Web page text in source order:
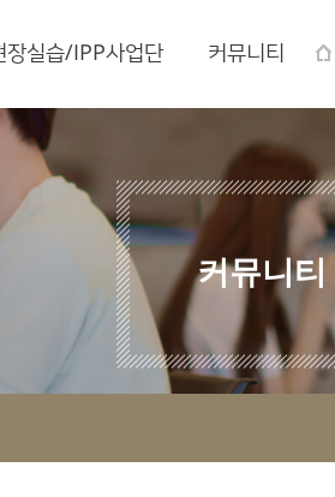
장실습/IPP사업단 커뮤니티
커뮤니티